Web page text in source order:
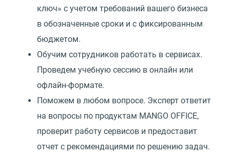
ключ» с учетом требований вашего бизнеса
в обозначенные сроки и с фиксированным
бюджетом.
Обучим сотрудников работать в сервисах.
Проведем учебную сессию в онлайн или
офлайн-формате.
Поможем в любом вопросе. Эксперт ответит
на вопросы по продуктам MANGO OFFICE,
проверит работу сервисов и предоставит
отчет с рекомендациями по решению задач.